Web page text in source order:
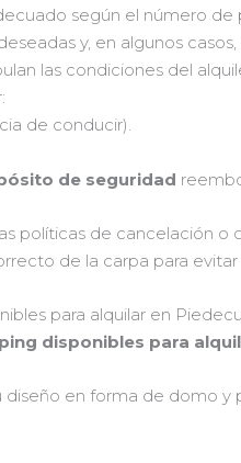
según el número de
y, en algunos
las condiciones del
de conducir).
de seguridad
políticas de cancelación o
de la carpa para
para alquilar en
disponibles para
diseño en forma de domo y